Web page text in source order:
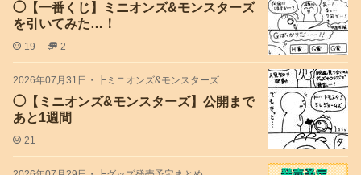
◯【一番くじ】ミニオンズ&モンスターズ
を引いてみた…！
19 2
2026年07月31日 ・ ┝ミニオンズ&モンスターズ
◯【ミニオンズ&モンスターズ】公開まで
あと1週間
21